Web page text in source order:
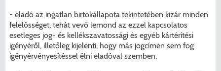
- eladó az ingatlan birtokállapota tekintetében kizár minden
felelősséget, tehát vevő lemond az ezzel kapcsolatos
esetleges jog- és kellékszavatossági és egyéb kártérítési
igényéről, illetőleg kijelenti, hogy más jogcímen sem fog
igényérvényesítéssel élni eladóval szemben,